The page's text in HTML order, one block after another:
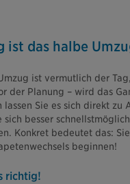
ist das halbe
ist vermutlich der
der Planung – wird das
lassen Sie es sich direkt zu
besser
Konkret bedeutet das:
beginnen!
richtig!